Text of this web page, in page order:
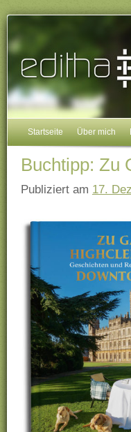
Startseite Über mich
Buchtipp: Zu
Publiziert am 17.